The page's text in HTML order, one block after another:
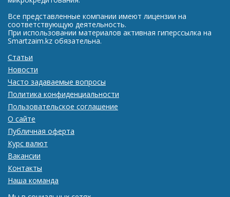
Все представленные компании имеют лицензии на
соответствующую деятельность.
При использовании материалов активная гиперссылка на
Smartzaim.kz обязательна.
Статьи
Новости
Часто задаваемые вопросы
Политика конфиденциальности
Пользовательское соглашение
О сайте
Публичная оферта
Курс валют
Вакансии
Контакты
Наша команда